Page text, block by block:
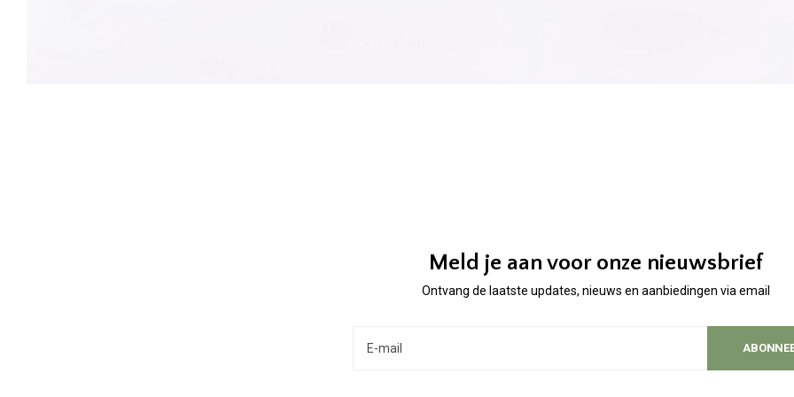
Meld je aan voor onze nieuwsbrief
Ontvang de laatste updates, nieuws en aanbiedingen via email